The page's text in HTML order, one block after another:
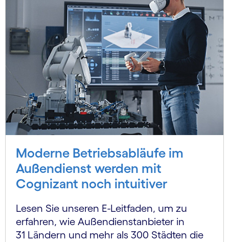
Moderne Betriebsabläufe im
Außendienst werden mit
Cognizant noch intuitiver
Lesen Sie unseren E-Leitfaden, um zu
erfahren, wie Außendienstanbieter in
31 Ländern und mehr als 300 Städten die